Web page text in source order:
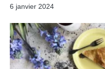
6 janvier 2024